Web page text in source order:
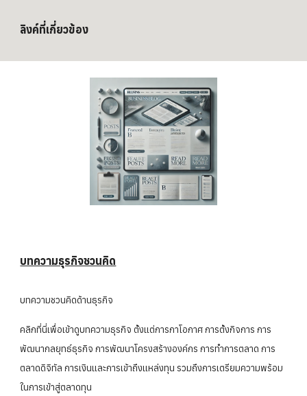
ลิงค์ที่เกี่ยวข้อง
บทความธุรกิจชวนคิด
บทความชวนคิดด้านธุรกิจ
คลิกที่นี่เพื่อเข้าดูบทความธุรกิจ ตั้งแต่การกาโอกาศ การตั้งกิจการ การ
พัฒนากลยุทธ์ธุรกิจ การพัฒนาโครงสร้างองค์กร การทำการตลาด การ
ตลาดดิจิทัล การเงินและการเข้าถึงแหล่งทุน รวมถึงการเตรียมความพร้อม
ในการเข้าสู่ตลาดทุน